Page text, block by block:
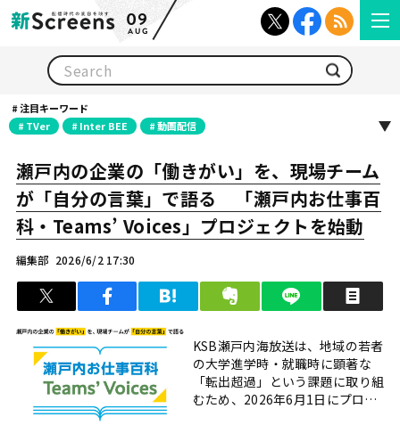
09
AUG
注目キーワード
TVer
Inter BEE 動画配信
瀬戸内の企業の「働きがい」を、現場チーム
が「自分の言葉」で語る 「瀬戸内お仕事百
科・Teams’ Voices」プロジェクトを始動
編集部 2026/6/2 17:30
ツイート シェア はてブ クリップ LINEで送る
KSB瀬戸内海放送は、地域の若者
の大学進学時・就職時に顕著な
「転出超過」という課題に取り組
むため、2026年6月1日にプロジ